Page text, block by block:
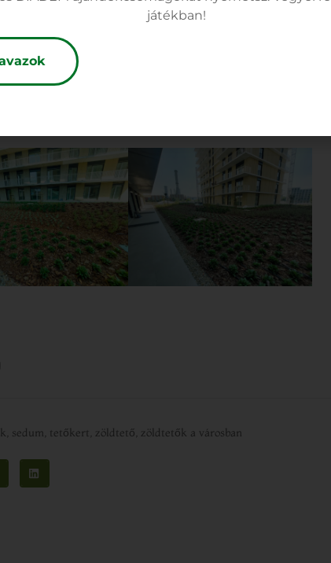
látványát, és pozitív, természetközeli
hanem hozzájárulnak ahhoz is, hogy a sűrűn
váljon. Jó érzés, amikor egy újonnan
kínálja, hanem vissza is ad valamit a
sedum tetőkert zöldtető zöldtetők a városban
játékban!